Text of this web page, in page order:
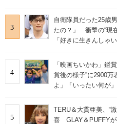
3
自衛隊員だった25歳
たの？」 衝撃の“現
「好きに生きんしゃい
4
「映画ちいかわ」鑑
賞後の様子”に2900
よ」「いったい何が」
5
TERU＆大貫亜美、“
喜 GLAY＆PUFFYが